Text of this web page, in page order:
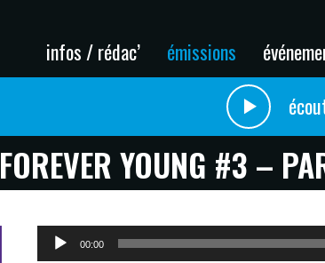
infos / rédac’ émissions
FOREVER YOUNG #3 –
Lecteur
00:00